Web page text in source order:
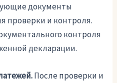
документы
проверки и контроля.
контроля
декларации.
После проверки и